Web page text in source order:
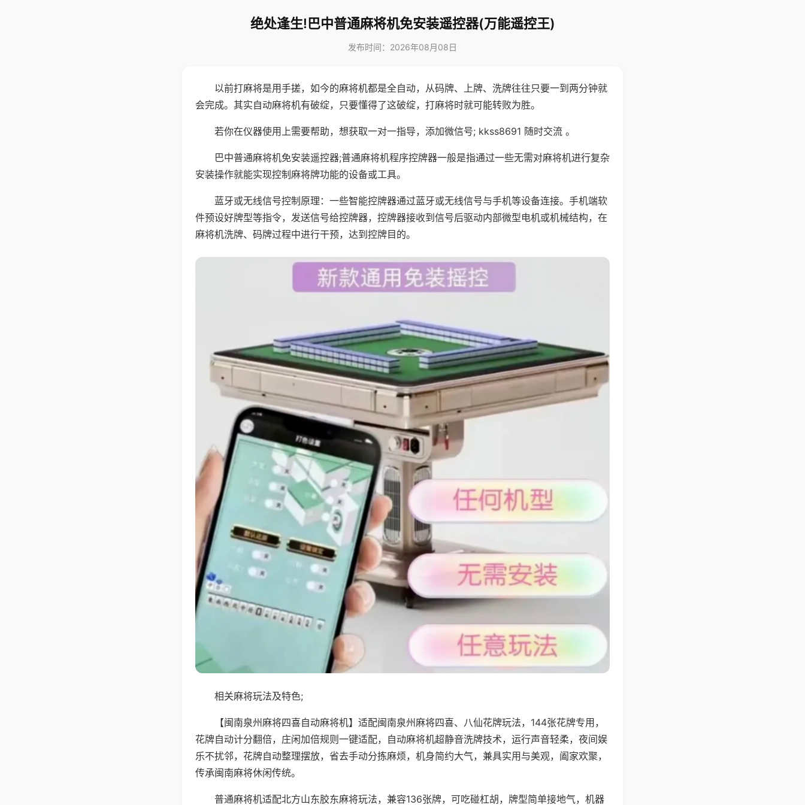
绝处逢生!巴中普通麻将机免安装遥控器(万能遥控王)
发布时间：2026年08月08日
以前打麻将是用手搓，如今的麻将机都是全自动，从码牌、上牌、洗牌往往只要一到两分钟就
会完成。其实自动麻将机有破绽，只要懂得了这破绽，打麻将时就可能转败为胜。
若你在仪器使用上需要帮助，想获取一对一指导，添加微信号; kkss8691 随时交流 。
巴中普通麻将机免安装遥控器;普通麻将机程序控牌器一般是指通过一些无需对麻将机进行复杂
安装操作就能实现控制麻将牌功能的设备或工具。
蓝牙或无线信号控制原理：一些智能控牌器通过蓝牙或无线信号与手机等设备连接。手机端软
件预设好牌型等指令，发送信号给控牌器，控牌器接收到信号后驱动内部微型电机或机械结构，在
麻将机洗牌、码牌过程中进行干预，达到控牌目的。
相关麻将玩法及特色;
【闽南泉州麻将四喜自动麻将机】适配闽南泉州麻将四喜、八仙花牌玩法，144张花牌专用，
花牌自动计分翻倍，庄闲加倍规则一键适配，自动麻将机超静音洗牌技术，运行声音轻柔，夜间娱
乐不扰邻，花牌自动整理摆放，省去手动分拣麻烦，机身简约大气，兼具实用与美观，阖家欢聚，
传承闽南麻将休闲传统。
普通麻将机适配北方山东胶东麻将玩法，兼容136张牌，可吃碰杠胡，牌型简单接地气，机器